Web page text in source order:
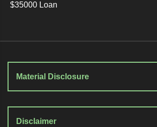
$35000 Loan
Material Disclosure
Disclaimer